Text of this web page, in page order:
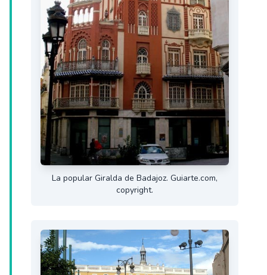
La popular Giralda de Badajoz. Guiarte.com,
copyright.